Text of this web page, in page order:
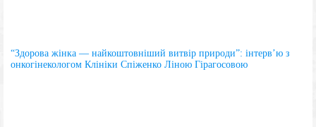
“Здорова жінка — найкоштовніший витвір природи”: інтерв’ю з
онкогінекологом Клініки Спіженко Ліною Гірагосовою